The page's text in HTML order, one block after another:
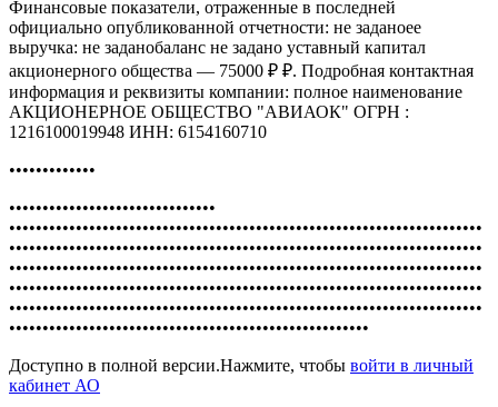
Финансовые показатели, отраженные в последней
официально опубликованной отчетности: не заданоее
выручка: не заданобаланс не задано уставный капитал
акционерного общества — 75000 ₽ ₽. Подробная контактная
информация и реквизиты компании: полное наименование
АКЦИОНЕРНОЕ ОБЩЕСТВО "АВИАОК" ОГРН :
1216100019948 ИНН: 6154160710
•••••••••••••
•••••••••••••••••••••••••••••••
•••••••••••••••••••••••••••••••••••••••••••••••••••••••••••••••••••••••
•••••••••••••••••••••••••••••••••••••••••••••••••••••••••••••••••••••••
•••••••••••••••••••••••••••••••••••••••••••••••••••••••••••••••••••••••
•••••••••••••••••••••••••••••••••••••••••••••••••••••••••••••••••••••••
•••••••••••••••••••••••••••••••••••••••••••••••••••••••••••••••••••••••
••••••••••••••••••••••••••••••••••••••••••••••••••••••
Доступно в полной версии.Нажмите, чтобы войти в личный
кабинет АО